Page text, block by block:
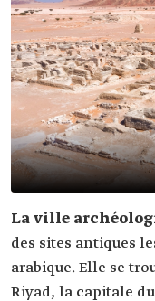
La ville
des sites antiques
arabique. Elle se
Riyad, la capitale